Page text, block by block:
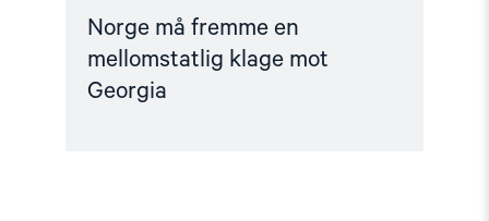
Norge må fremme en
mellomstatlig klage mot
Georgia